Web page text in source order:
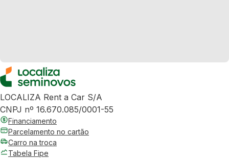
LOCALIZA Rent a Car S/A
CNPJ nº 16.670.085/0001-55
Financiamento
Parcelamento no cartão
Carro na troca
Tabela Fipe